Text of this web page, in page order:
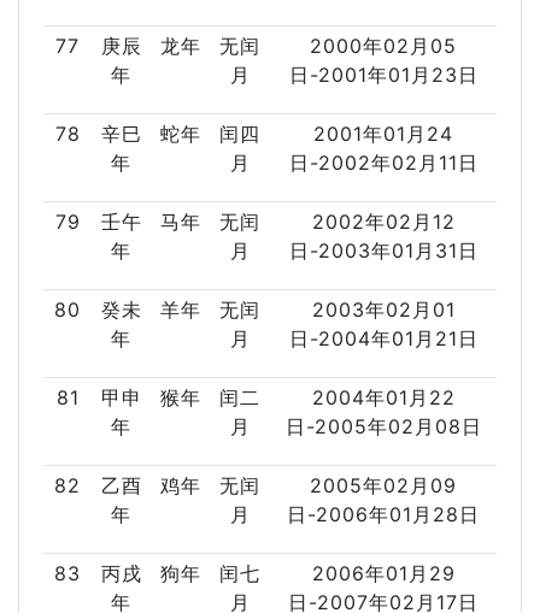
77
庚辰
年
龙年
无闰
月
2000年02月05
日-2001年01月23日
78
辛巳
年
蛇年
闰四
月
2001年01月24
日-2002年02月11日
79
壬午
年
马年
无闰
月
2002年02月12
日-2003年01月31日
80
癸未
年
羊年
无闰
月
2003年02月01
日-2004年01月21日
81
甲申
年
猴年
闰二
月
2004年01月22
日-2005年02月08日
82
乙酉
年
鸡年
无闰
月
2005年02月09
日-2006年01月28日
83
丙戌
年
狗年
闰七
月
2006年01月29
日-2007年02月17日